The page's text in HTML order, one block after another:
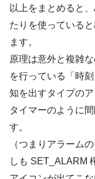
以上をまとめると
たりを使っている
ます。
原理は意外と複雑
を行っている「時
知を出すタイプの
タイマーのように
す。
（つまりアラーム
しも SET_ALARM